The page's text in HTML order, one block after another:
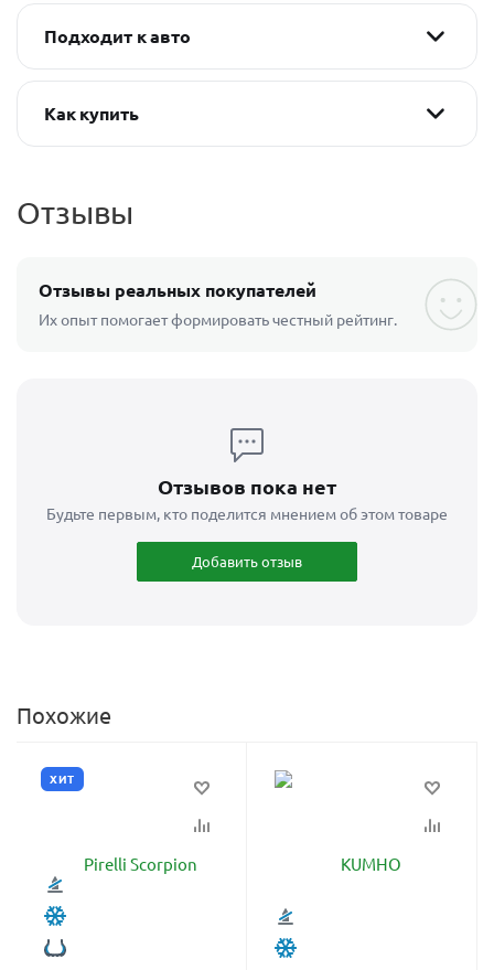
Подходит к авто
Как купить
Отзывы
Отзывы реальных покупателей
Их опыт помогает формировать честный рейтинг.
Отзывов пока нет
Будьте первым, кто поделится мнением об этом товаре
Добавить отзыв
Похожие
ХИТ